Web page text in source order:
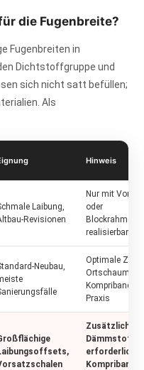
die Fugenbreite?
Fugenbreiten in
Dichtstoffgruppe und
sich nicht satt befüllen;
Als
Hinweis
Laibung,
Revisionen
Nur mit
oder
realisierbar
Neubau,
Optimale Zone
Ortschaum
Kompriband;
Praxis
Zusätzliche
erforderlich;
Kompriband